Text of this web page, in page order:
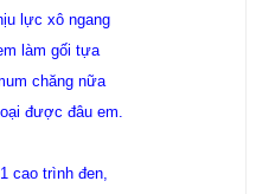
lực xô ngang
làm gối tựa
chăng nữa
được đâu em.
cao trình đen,